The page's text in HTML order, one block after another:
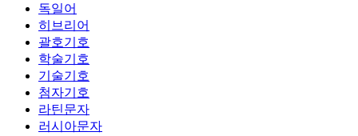
독일어
히브리어
괄호기호
학술기호
기술기호
첨자기호
라틴문자
러시아문자